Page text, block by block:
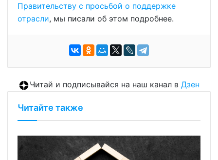
Правительству с просьбой о поддержке
отрасли, мы писали об этом подробнее.
Читай и подписывайся на наш канал в Дзен
Читайте также